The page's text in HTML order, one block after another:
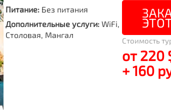
Питание:Без питания
Дополнительные услуги:WiFi,
Столовая, Мангал
Стоимость
от 220
+ 160